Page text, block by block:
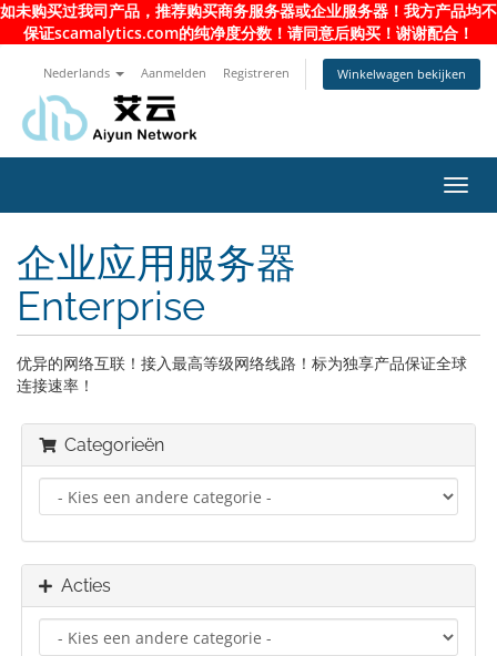
如未购买过我司产品，推荐购买商务服务器或企业服务器！我方产品均不
保证scamalytics.com的纯净度分数！请同意后购买！谢谢配合！
Nederlands Aanmelden Registreren Winkelwagen bekijken
in-/
企业应用服务器
Enterprise
优异的网络互联！接入最高等级网络线路！标为独享产品保证全球
连接速率！
Categorieën
Acties